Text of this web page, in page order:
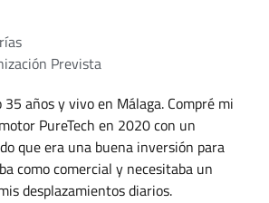
Prevista
años y vivo en Málaga. Compré mi
PureTech en 2020 con un
que era una buena inversión para
como comercial y necesitaba un
desplazamientos diarios.